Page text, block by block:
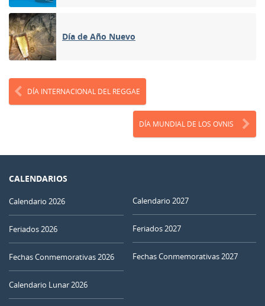
Día de Año Nuevo
DÍA INTERNACIONAL DEL REGGAE
DÍA MUNDIAL DE LOS OVNIS
CALENDARIOS
Calendario 2026
Feriados 2026
Fechas Conmemorativas 2026
Calendario Lunar 2026
Calendario 2027
Feriados 2027
Fechas Conmemorativas 2027